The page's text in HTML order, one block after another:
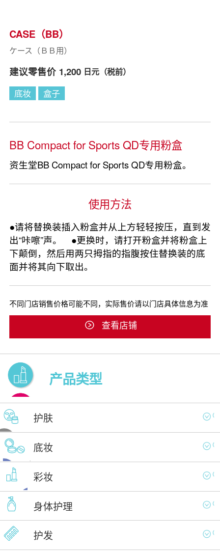
CASE（BB）
ケース（ＢＢ用）
建议零售价 1,200 日元（税前）
底妆 盒子
BB Compact for Sports QD专用粉盒
资生堂BB Compact for Sports QD专用粉盒。
使用方法
●请将替换装插入粉盒并从上方轻轻按压，直到发
出“咔嚓”声。 ●更换时，请打开粉盒并将粉盒上
下颠倒，然后用两只拇指的指腹按住替换装的底
面并将其向下取出。
不同门店销售价格可能不同，实际售价请以门店具体信息为准
查看店铺
产品类型
护肤
底妆
彩妆
身体护理
护发